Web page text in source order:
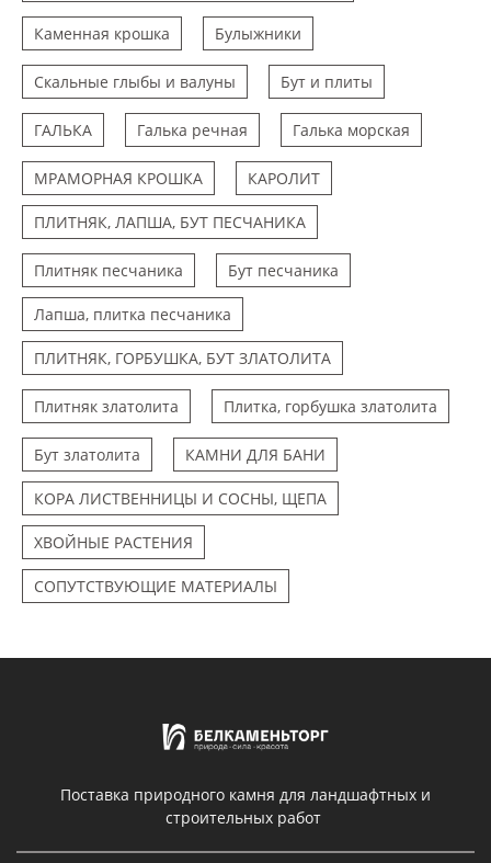
Каменная крошка Булыжники
Скальные глыбы и валуны Бут и плиты
ГАЛЬКА Галька речная Галька морская
МРАМОРНАЯ КРОШКА КАРОЛИТ
ПЛИТНЯК, ЛАПША, БУТ ПЕСЧАНИКА
Плитняк песчаника Бут песчаника
Лапша, плитка песчаника
ПЛИТНЯК, ГОРБУШКА, БУТ ЗЛАТОЛИТА
Плитняк златолита Плитка, горбушка златолита
Бут златолита КАМНИ ДЛЯ БАНИ
КОРА ЛИСТВЕННИЦЫ И СОСНЫ, ЩЕПА
ХВОЙНЫЕ РАСТЕНИЯ
СОПУТСТВУЮЩИЕ МАТЕРИАЛЫ
Поставка природного камня для ландшафтных и
строительных работ